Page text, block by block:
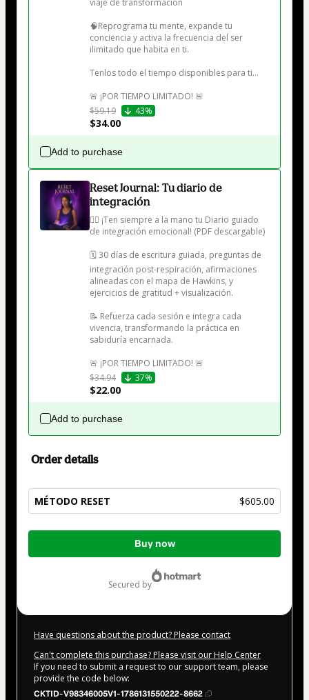
viaje de transformación
🧠Reprograma tu mente, expande tu
conciencia y activa la frecuencia del ser
ilimitado que habita en ti.
Tenlos todo el tiempo disponibles para ti…
🚨 ¡POR TIEMPO LIMITADO! 🚨
$59.19
43%
$34.00
Add to purchase
Reset Journal: Tu diario de
integración
👉🏻 ¡Ten siempre a la mano tu Diario guiado
de integración emocional! (PDF descargable)
🗓️ 30 días de escritura guiada, preguntas de
integración post-respiración, afirmaciones
alineadas con el mapa de Hawkins, y
ejercicios de gratitud + visualización.
📝 Refuerza cada sesión e integra cada
vivencia, transformando la práctica en
sabiduría encarnada.
🚨 ¡POR TIEMPO LIMITADO! 🚨
$34.94
37%
$22.00
Add to purchase
Order details
MÉTODO RESET $605.00
Total
Buy now
secured by
Have questions about the product? Please contact
Can't complete this purchase? Please visit our Help Center
If you need to submit a request to our support team, please
provide the code below:
CKTID-V98346005V1-1786131550222-8662